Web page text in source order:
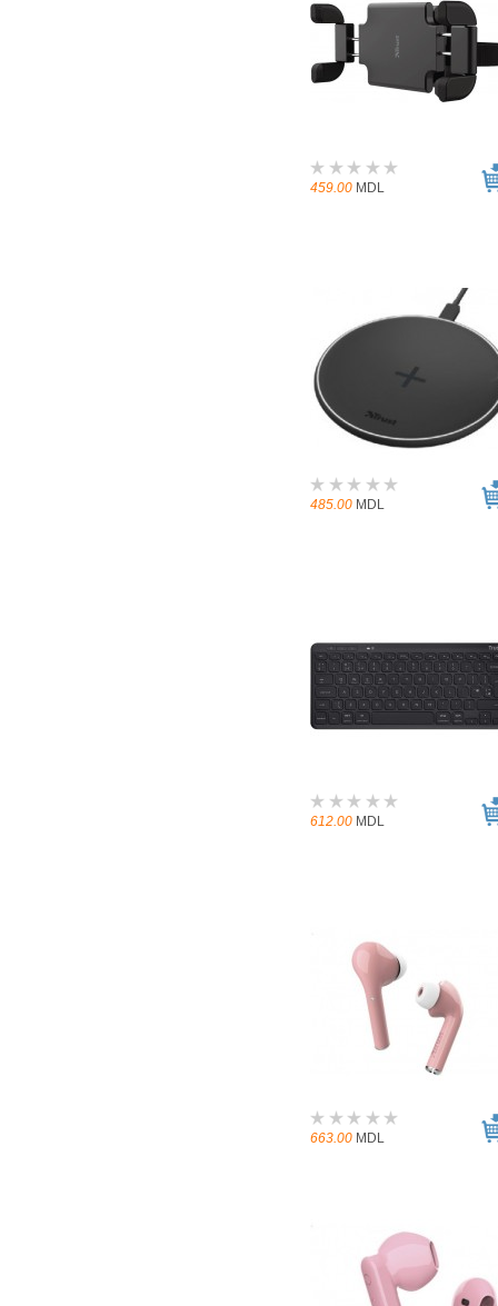
459.00 MDL
485.00 MDL
612.00 MDL
663.00 MDL